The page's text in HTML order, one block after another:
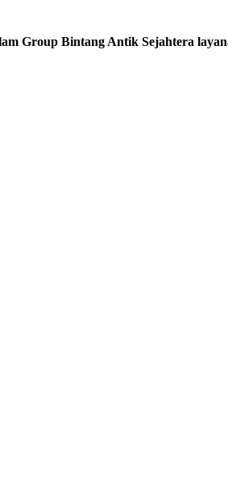
Group Bintang Antik Sejahtera